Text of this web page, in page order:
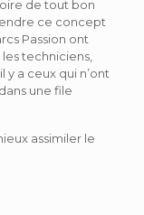
de tout bon
ce concept
Passion ont
techniciens,
y a ceux qui n’ont
une file
assimiler le